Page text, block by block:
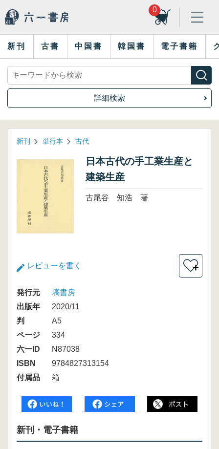
0
新刊 古書 中国書 韓国書 電子書籍
詳細検索
新刊 単行本 古代
日本古代の手工業生産と
建築生産
古尾谷 知浩 著
レビューを書く ＋
発行元
塙書房
出版年
2020/11
判
A5
ページ
334
六一ID
N87038
ISBN
9784827313154
付属品
箱
新刊・電子書籍